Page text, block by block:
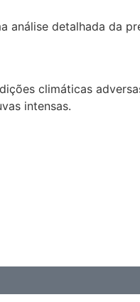
análise detalhada da
climáticas
intensas.